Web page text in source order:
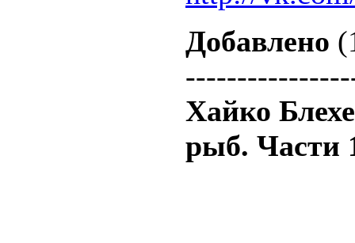
Добавлено
Хайко
рыб. Части